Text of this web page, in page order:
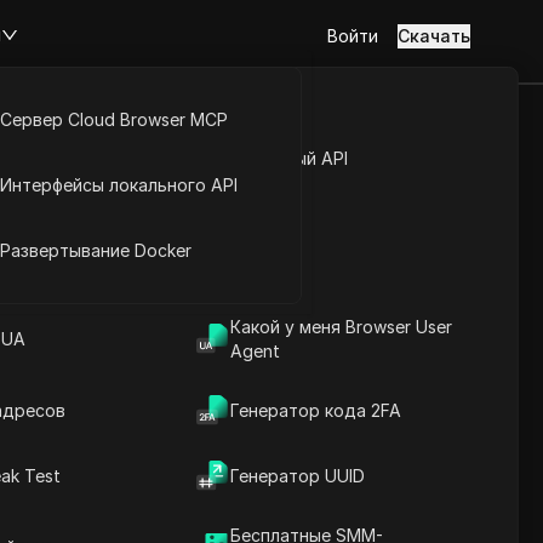
Открытый API
Какой у меня Browser User
Agent
Генератор кода 2FA
Test Генератор UUID
Бесплатные SMM-
Сервер Cloud Browser MCP
Интерфейсы локального API
Развертывание Docker
Войти Скачать
полный список IP-
каждый